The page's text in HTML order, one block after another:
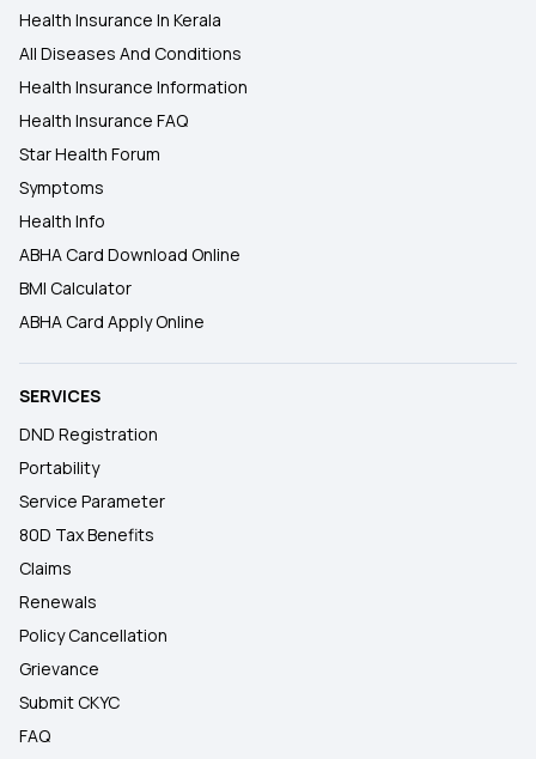
Health Insurance In Kerala
All Diseases And Conditions
Health Insurance Information
Health Insurance FAQ
Star Health Forum
Symptoms
Health Info
ABHA Card Download Online
BMI Calculator
ABHA Card Apply Online
SERVICES
DND Registration
Portability
Service Parameter
80D Tax Benefits
Claims
Renewals
Policy Cancellation
Grievance
Submit CKYC
FAQ